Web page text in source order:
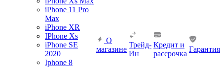
iPhone 11 Pro
Max
iPhone XR
IPhone Xs
iPhone SE
2020
Iphone 8
О
магазине
Трейд-
Ин
Кредит и
рассрочка
Гарантия